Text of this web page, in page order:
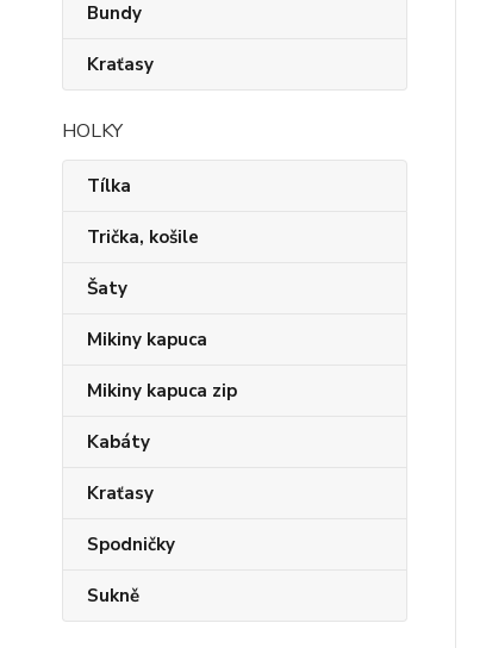
Bundy
Kraťasy
HOLKY
Tílka
Trička, košile
Šaty
Mikiny kapuca
Mikiny kapuca zip
Kabáty
Kraťasy
Spodničky
Sukně